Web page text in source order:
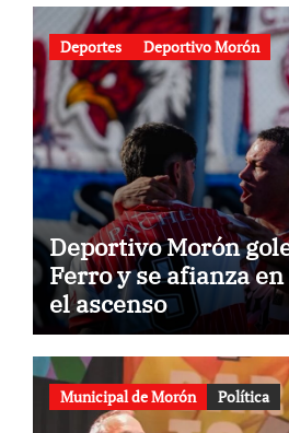
Deportes Deportivo Morón
Deportivo Morón
Ferro y se afianza
el ascenso
Municipal de Morón Política